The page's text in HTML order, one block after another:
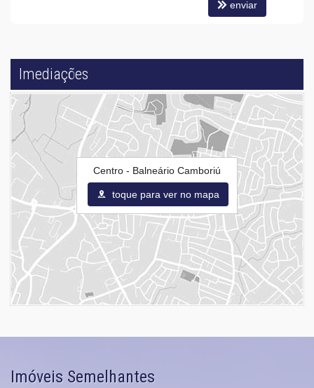
enviar
Imediações
Centro - Balneário Camboriú
toque para ver no mapa
Imóveis Semelhantes